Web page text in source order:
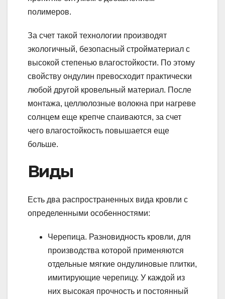
полимеров.
За счет такой технологии производят
экологичный, безопасный стройматериал с
высокой степенью влагостойкости. По этому
свойству ондулин превосходит практически
любой другой кровельный материал. После
монтажа, целлюлозные волокна при нагреве
солнцем еще крепче спаиваются, за счет
чего влагостойкость повышается еще
больше.
Виды
Есть два распространенных вида кровли с
определенными особенностями:
Черепица. Разновидность кровли, для
производства которой применяются
отдельные мягкие ондулиновые плитки,
имитирующие черепицу. У каждой из
них высокая прочность и постоянный